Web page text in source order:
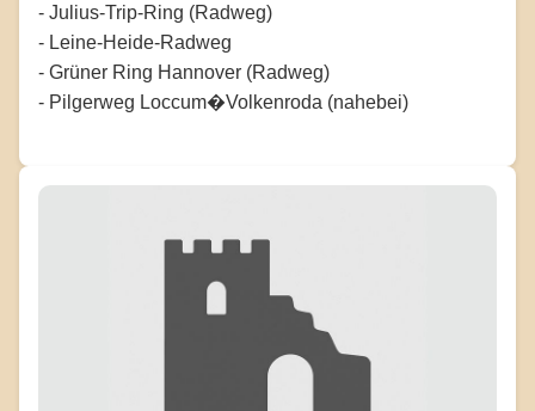
- Julius-Trip-Ring (Radweg)
- Leine-Heide-Radweg
- Grüner Ring Hannover (Radweg)
- Pilgerweg Loccum�Volkenroda (nahebei)